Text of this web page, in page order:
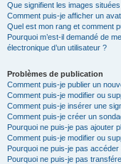
Que signifient les images
Comment puis-je afficher un
Quel est mon rang et comment
Pourquoi m’est-il demandé de
électronique d’un utilisateur ?
Problèmes de publication
Comment puis-je publier un
Comment puis-je modifier ou
Comment puis-je insérer une
Comment puis-je créer un
Pourquoi ne puis-je pas ajouter
Comment puis-je modifier ou
Pourquoi ne puis-je pas accéder
Pourquoi ne puis-je pas